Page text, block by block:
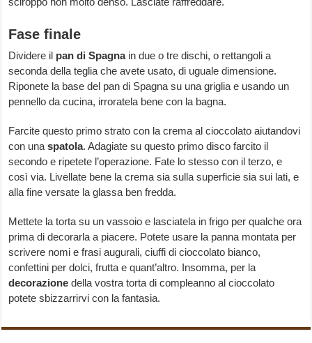
Fase finale
Dividere il pan di Spagnain due o tre dischi, o rettangoli a
seconda della teglia che avete usato, di uguale dimensione.
Riponete la base del pan di Spagna su una griglia e usando un
pennello da cucina, irroratela bene con la bagna.
Farcite questo primo strato con la crema al cioccolato aiutandovi
con unaspatola. Adagiate su questo primo disco farcito il
secondo e ripetete l’operazione. Fate lo stesso con il terzo, e
così via. Livellate bene la crema sia sulla superficie sia sui lati, e
alla fine versate la glassa ben fredda.
Mettete la torta su un vassoio e lasciatela in frigo per qualche ora
prima di decorarla a piacere. Potete usare la panna montata per
scrivere nomi e frasi augurali, ciuffi di cioccolato bianco,
confettini per dolci, frutta e quant’altro. Insomma, per la
decorazione della vostra torta di compleanno al cioccolato
potete sbizzarrirvi con la fantasia.